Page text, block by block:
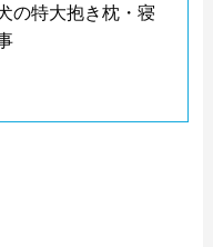
の特大抱き枕・寝